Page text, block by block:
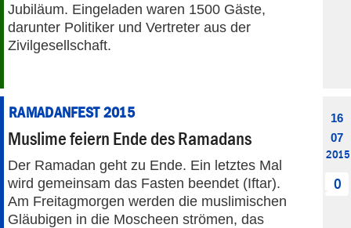
Jubiläum. Eingeladen waren 1500 Gäste,
darunter Politiker und Vertreter aus der
Zivilgesellschaft.
RAMADANFEST 2015
Muslime feiern Ende des Ramadans
Der Ramadan geht zu Ende. Ein letztes Mal
wird gemeinsam das Fasten beendet (Iftar).
Am Freitagmorgen werden die muslimischen
Gläubigen in die Moscheen strömen, das
16
07
2015
0